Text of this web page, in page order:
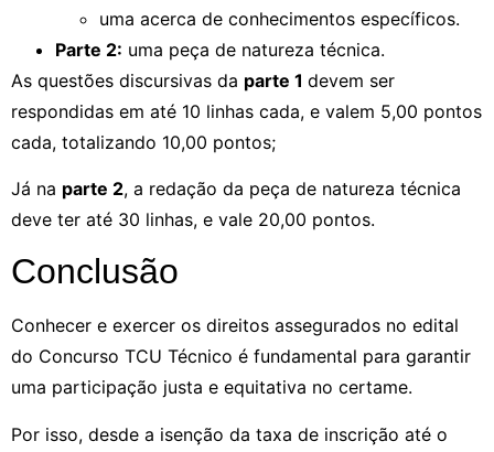
uma acerca de conhecimentos específicos.
Parte 2: uma peça de natureza técnica.
As questões discursivas da parte 1 devem ser
respondidas em até 10 linhas cada, e valem 5,00 pontos
cada, totalizando 10,00 pontos;
Já na parte 2, a redação da peça de natureza técnica
deve ter até 30 linhas, e vale 20,00 pontos.
Conclusão
Conhecer e exercer os direitos assegurados no edital
do Concurso TCU Técnico é fundamental para garantir
uma participação justa e equitativa no certame.
Por isso, desde a isenção da taxa de inscrição até o